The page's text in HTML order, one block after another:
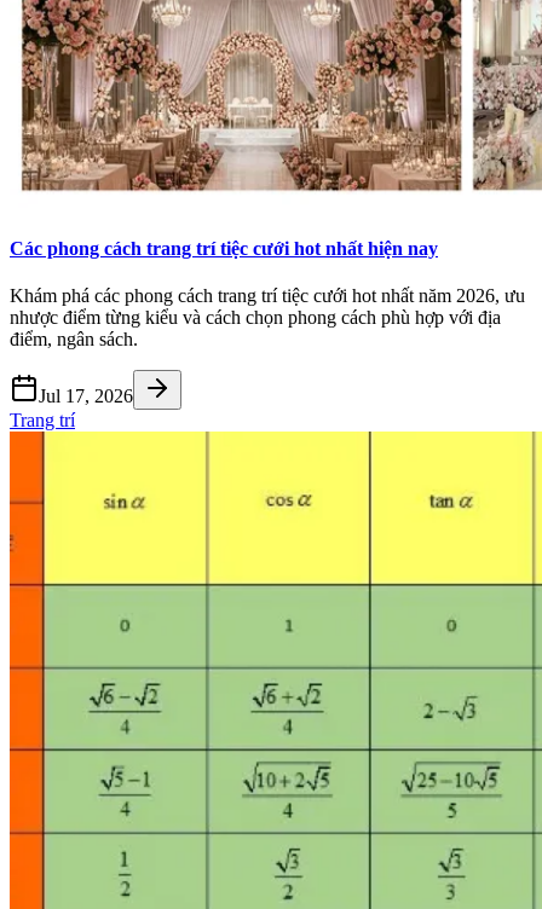
Các phong cách trang trí tiệc cưới hot nhất hiện nay
Khám phá các phong cách trang trí tiệc cưới hot nhất năm 2026, ưu
nhược điểm từng kiểu và cách chọn phong cách phù hợp với địa
điểm, ngân sách.
Jul 17, 2026
Trang trí